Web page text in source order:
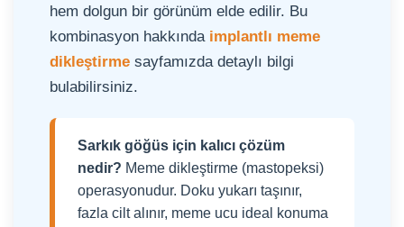
hem dolgun bir görünüm elde edilir. Bu
kombinasyon hakkında implantlı meme
dikleştirme sayfamızda detaylı bilgi
bulabilirsiniz.
Sarkık göğüs için kalıcı çözüm
nedir? Meme dikleştirme (mastopeksi)
operasyonudur. Doku yukarı taşınır,
fazla cilt alınır, meme ucu ideal konuma